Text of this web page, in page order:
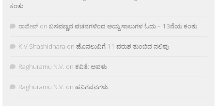
ಕಂತು
ರಾಜೀವ್ on ಬಸವಣ್ಣನ ವಚನಗಳಿಂದ ಆಯ್ದ ಸಾಲುಗಳ ಓದು – 13ನೆಯ ಕಂತು
K.V Shashidhara on ಹೊನಲುವಿಗೆ 11 ವರುಶ ತುಂಬಿದ ನಲಿವು
Raghuramu N.V. on ಕವಿತೆ: ಅವಳು
Raghuramu N.V. on ಹನಿಗವನಗಳು